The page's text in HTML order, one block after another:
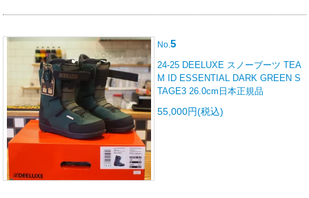
No.5
24-25 DEELUXE スノーブーツ TEA
M ID ESSENTIAL DARK GREEN S
TAGE3 26.0cm日本正規品
55,000円(税込)